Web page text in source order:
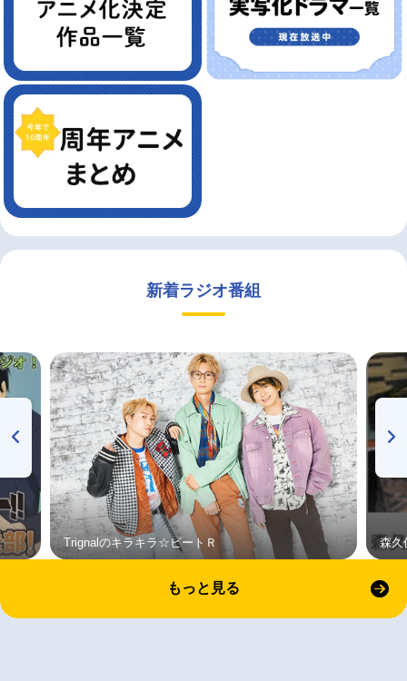
新着ラジオ番組
Trignalのキラキラ☆ビートＲ 森久
もっと見る